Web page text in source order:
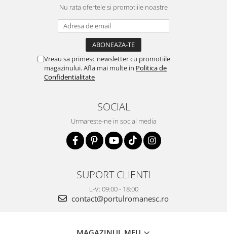
Nu rata ofertele si promotiile noastre
Vreau sa primesc newsletter cu promotiile
magazinului. Afla mai multe in Politica de
Confidentialitate
SOCIAL
Urmareste-ne in social media
SUPORT CLIENTI
L-V: 09:00 - 18:00
contact@portulromanesc.ro